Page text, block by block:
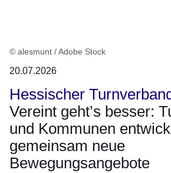
© alesmunt / Adobe Stock
20.07.2026
Hessischer
Vereint geht’s besser:
und Kommunen
gemeinsam neue
Bewegungsangebote